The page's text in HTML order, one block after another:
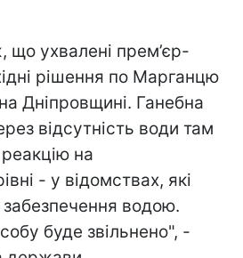
ухвалені прем’єр-
рішення по Марганцю
Дніпровщині. Ганебна
відсутність води там
на
- у відомствах, які
забезпечення водою.
буде звільнено", -